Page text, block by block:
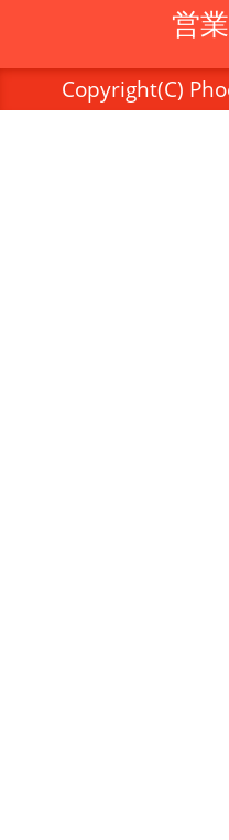
営
Copyright(C)